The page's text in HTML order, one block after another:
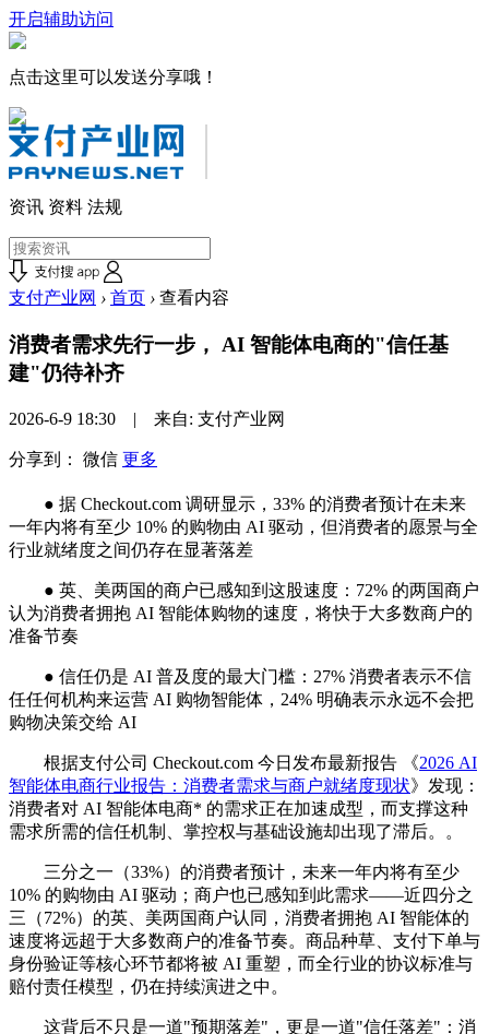
开启辅助访问
点击这里可以发送分享哦！
资讯 资料 法规
支付产业网 › 首页 › 查看内容
消费者需求先行一步， AI 智能体电商的"信任基
建"仍待补齐
2026-6-9 18:30 | 来自: 支付产业网
分享到： 微信 更多
● 据 Checkout.com 调研显示，33% 的消费者预计在未来
一年内将有至少 10% 的购物由 AI 驱动，但消费者的愿景与全
行业就绪度之间仍存在显著落差
● 英、美两国的商户已感知到这股速度：72% 的两国商户
认为消费者拥抱 AI 智能体购物的速度，将快于大多数商户的
准备节奏
● 信任仍是 AI 普及度的最大门槛：27% 消费者表示不信
任任何机构来运营 AI 购物智能体，24% 明确表示永远不会把
购物决策交给 AI
根据支付公司 Checkout.com 今日发布最新报告 《2026 AI
智能体电商行业报告：消费者需求与商户就绪度现状》发现：
消费者对 AI 智能体电商* 的需求正在加速成型，而支撑这种
需求所需的信任机制、掌控权与基础设施却出现了滞后。。
三分之一（33%）的消费者预计，未来一年内将有至少
10% 的购物由 AI 驱动；商户也已感知到此需求——近四分之
三（72%）的英、美两国商户认同，消费者拥抱 AI 智能体的
速度将远超于大多数商户的准备节奏。商品种草、支付下单与
身份验证等核心环节都将被 AI 重塑，而全行业的协议标准与
赔付责任模型，仍在持续演进之中。
这背后不只是一道"预期落差"，更是一道"信任落差"：消